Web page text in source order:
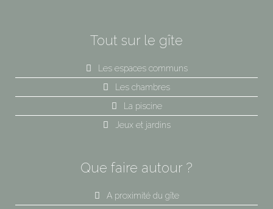
Tout sur le gîte
Les espaces communs
Les chambres
La piscine
Jeux et jardins
Que faire autour ?
A proximité du gîte